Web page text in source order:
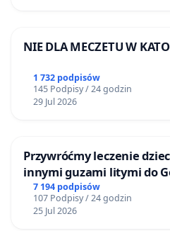
NIE DLA MECZETU W
1 732 podpisów
145 Podpisy / 24 godzin
29 Jul 2026
Przywróćmy leczenie
innymi guzami litymi do
Centrum Zdrowia Dziecka
7 194 podpisów
107 Podpisy / 24 godzin
25 Jul 2026